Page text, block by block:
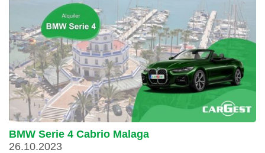
BMW Serie 4 Cabrio Malaga
26.10.2023